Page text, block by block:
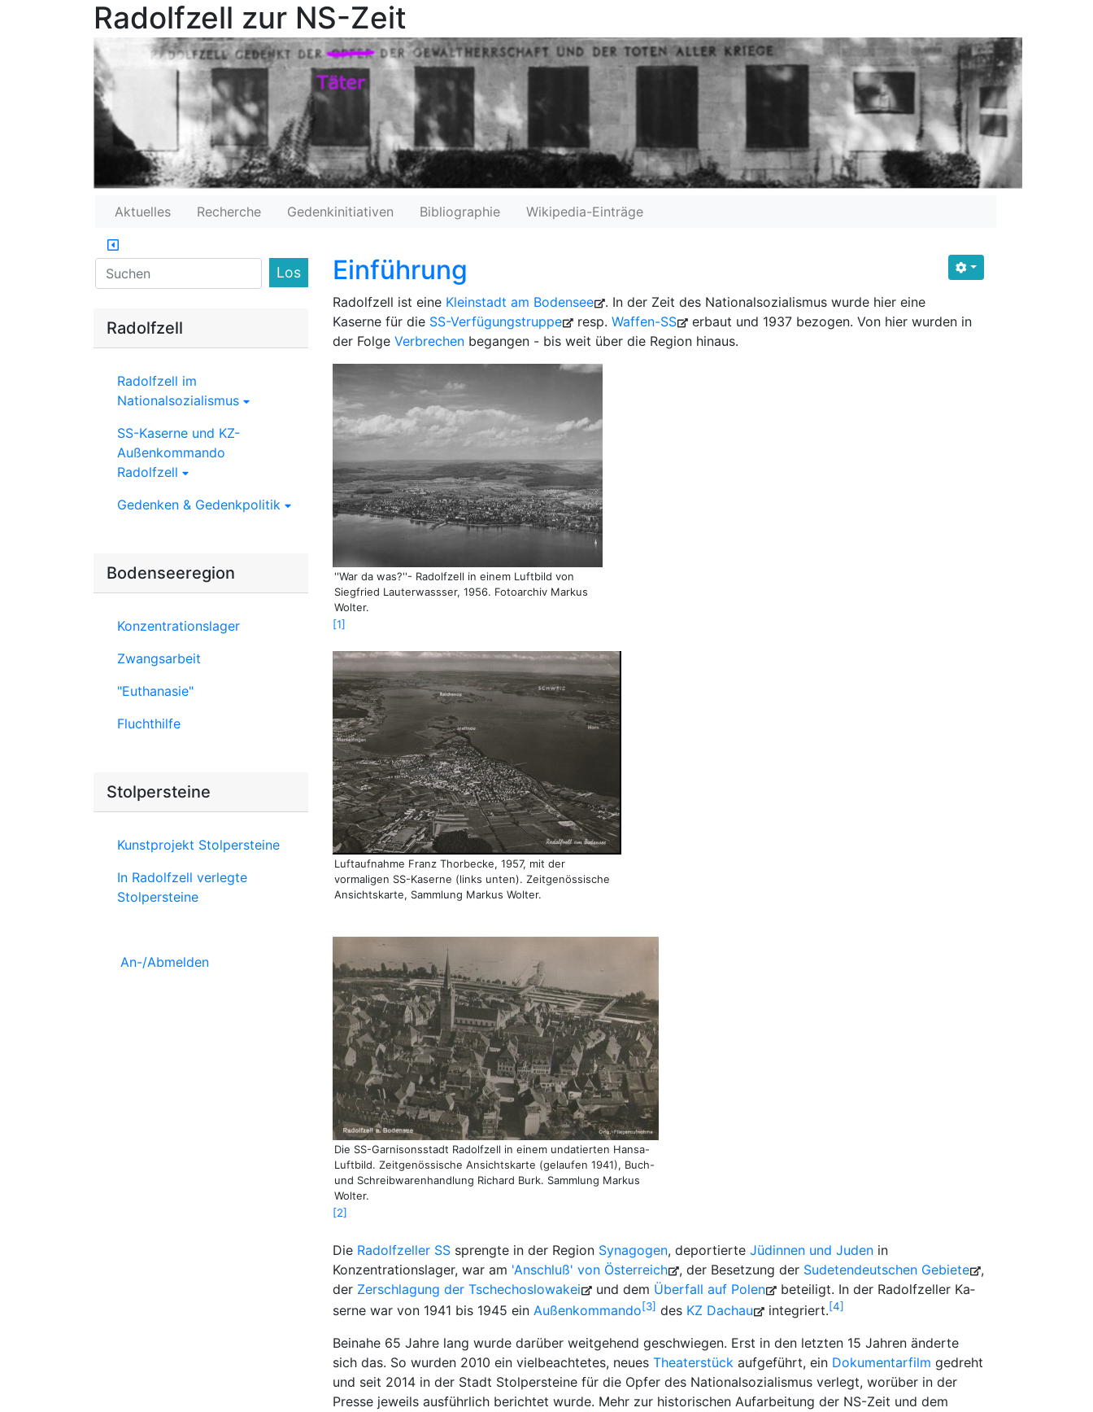
Radolfzell zur NS-Zeit
Aktuelles Recherche Gedenkinitiativen Bibliographie Wikipedia-Einträge
Einführung
Radolfzell ist eine Kleinstadt am Bodensee
. In der Zeit des Nationalsozialismus wurde hier eine
Kaserne für die SS-Verfügungstruppe resp. Waffen-SS
erbaut und 1937 bezogen. Von hier wurden in
der Folge Verbrechen begangen - bis weit über die Region hinaus.
''War da was?''- Radolfzell in einem Luftbild von
Siegfried Lauterwassser, 1956. Fotoarchiv Markus
Wolter.
1
Luftaufnahme Franz Thorbecke, 1957, mit der
vormaligen SS-Kaserne (links unten). Zeitgenössische
Ansichtskarte, Sammlung Markus Wolter.
Die SS-Garnisonsstadt Radolfzell in einem undatierten Hansa-
Luftbild. Zeitgenössische Ansichtskarte (gelaufen 1941), Buch-
und Schreibwarenhandlung Richard Burk. Sammlung Markus
Wolter.
2
Die Radolfzeller SS sprengte in der Region Synagogen, deportierte Jüdinnen und Juden in
Konzentrationslager, war am 'Anschluß' von Österreich , der Besetzung der Su­de­ten­deut­schen Ge­bie­te
,
der Zer­schla­gung der Tsche­cho­slo­wa­kei und dem Über­fall auf Polen
beteiligt. In der Ra­dolf­zel­ler Ka­
ser­ne war von 1941 bis 1945 ein Außenkommando 3 des KZ Dachau integriert. 4
Beinahe 65 Jahre lang wurde darüber weitgehend geschwiegen. Erst in den letzten 15 Jahren änderte
sich das. So wurden 2010 ein vielbeachtetes, neues Theaterstück aufgeführt, ein Dokumentarfilm gedreht
und seit 2014 in der Stadt Stolpersteine für die Opfer des Nationalsozialismus verlegt, worüber in der
Presse jeweils ausführlich berichtet wurde. Mehr zur historischen Aufarbeitung der NS-Zeit und dem
Find
Radolfzell
Radolfzell im
Nationalsozialismus
SS-Kaserne und KZ-
Außenkommando
Radolfzell
Gedenken & Gedenkpolitik
Bodenseeregion
Konzentrationslager
Zwangsarbeit
"Euthanasie"
Fluchthilfe
Stolpersteine
Kunstprojekt Stolpersteine
In Radolfzell verlegte
Stolpersteine
An-/Abmelden